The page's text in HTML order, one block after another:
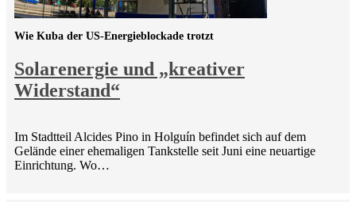
Solarenergie und „kreativer
Widerstand“
Wie Kuba der US-Energieblockade trotzt
Im Stadtteil Alcides Pino in Holguín befindet sich auf dem
Gelände einer ehemaligen Tankstelle seit Juni eine neuartige
Einrichtung. Wo…